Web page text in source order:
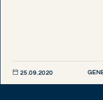
25.09.2020